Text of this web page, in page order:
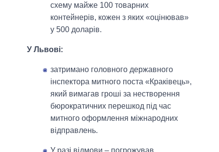
схему майже 100 товарних
контейнерів, кожен з яких «оцінював»
у 500 доларів.
У Львові:
затримано головного державного
інспектора митного поста «Краківець»,
який вимагав гроші за нестворення
бюрократичних перешкод під час
митного оформлення міжнародних
відправлень.